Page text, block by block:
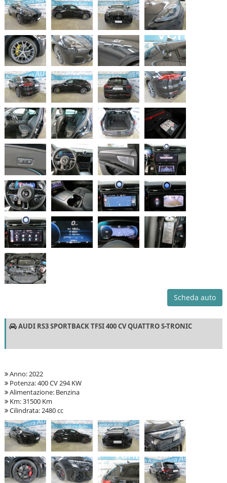
Scheda auto
AUDI RS3 SPORTBACK TFSI 400 CV QUATTRO S-TRONIC
Anno: 2022
Potenza: 400 CV 294 KW
Alimentazione: Benzina
Km: 31500 Km
Cilindrata: 2480 cc